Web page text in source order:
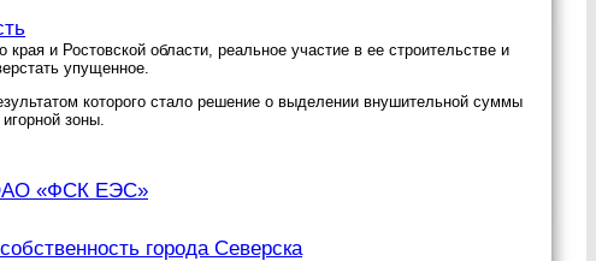
и Ростовской области, реальное участие в ее строительстве и
упущенное.
которого стало решение о выделении внушительной суммы
зоны.
«ФСК ЕЭС»
города Северска